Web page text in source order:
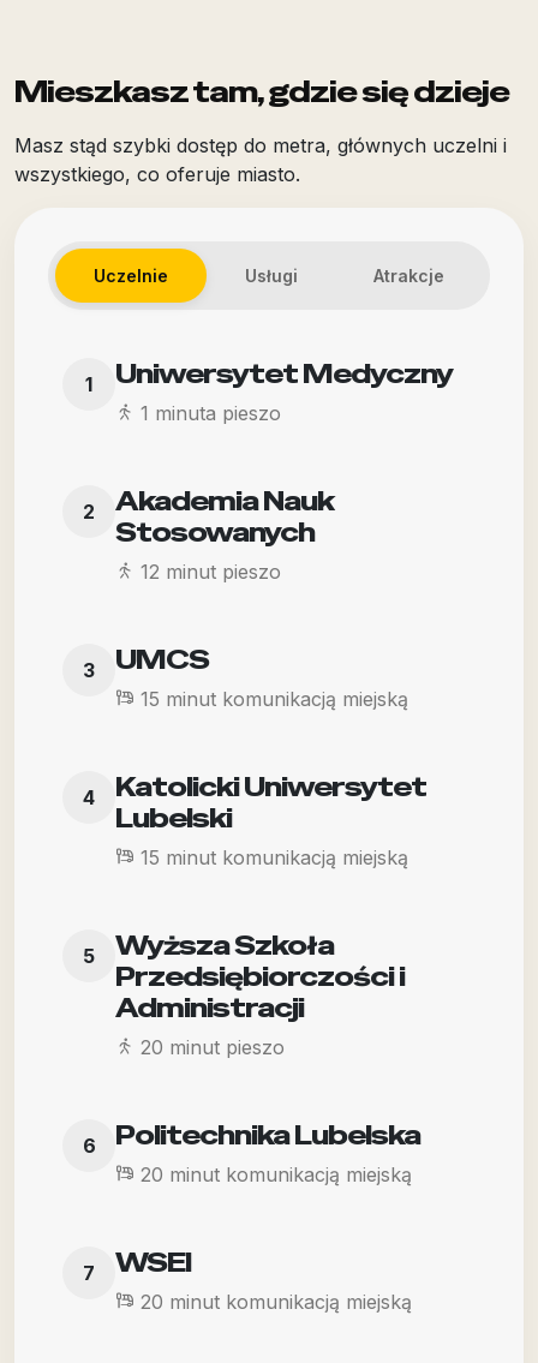
Mieszkasz tam, gdzie się dzieje
Masz stąd szybki dostęp do metra, głównych uczelni i
wszystkiego, co oferuje miasto.
Uczelnie Usługi Atrakcje
1 Uniwersytet Medyczny
1 minuta pieszo
2
Akademia Nauk
Stosowanych
12 minut pieszo
3 UMCS
15 minut komunikacją miejską
4
Katolicki Uniwersytet
Lubelski
15 minut komunikacją miejską
5
Wyższa Szkoła
Przedsiębiorczości i
Administracji
20 minut pieszo
6 Politechnika Lubelska
20 minut komunikacją miejską
7 WSEI
20 minut komunikacją miejską